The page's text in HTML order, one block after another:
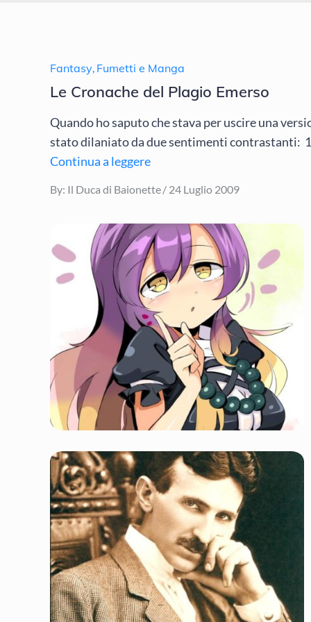
Fantasy, Fumetti e Manga
Le Cronache del Plagio Emerso
Quando ho saputo che stava per uscire una
stato dilaniato da due sentimenti contrastanti:
Continua a leggere
By: Il Duca di Baionette
Posted
24 Luglio 2009